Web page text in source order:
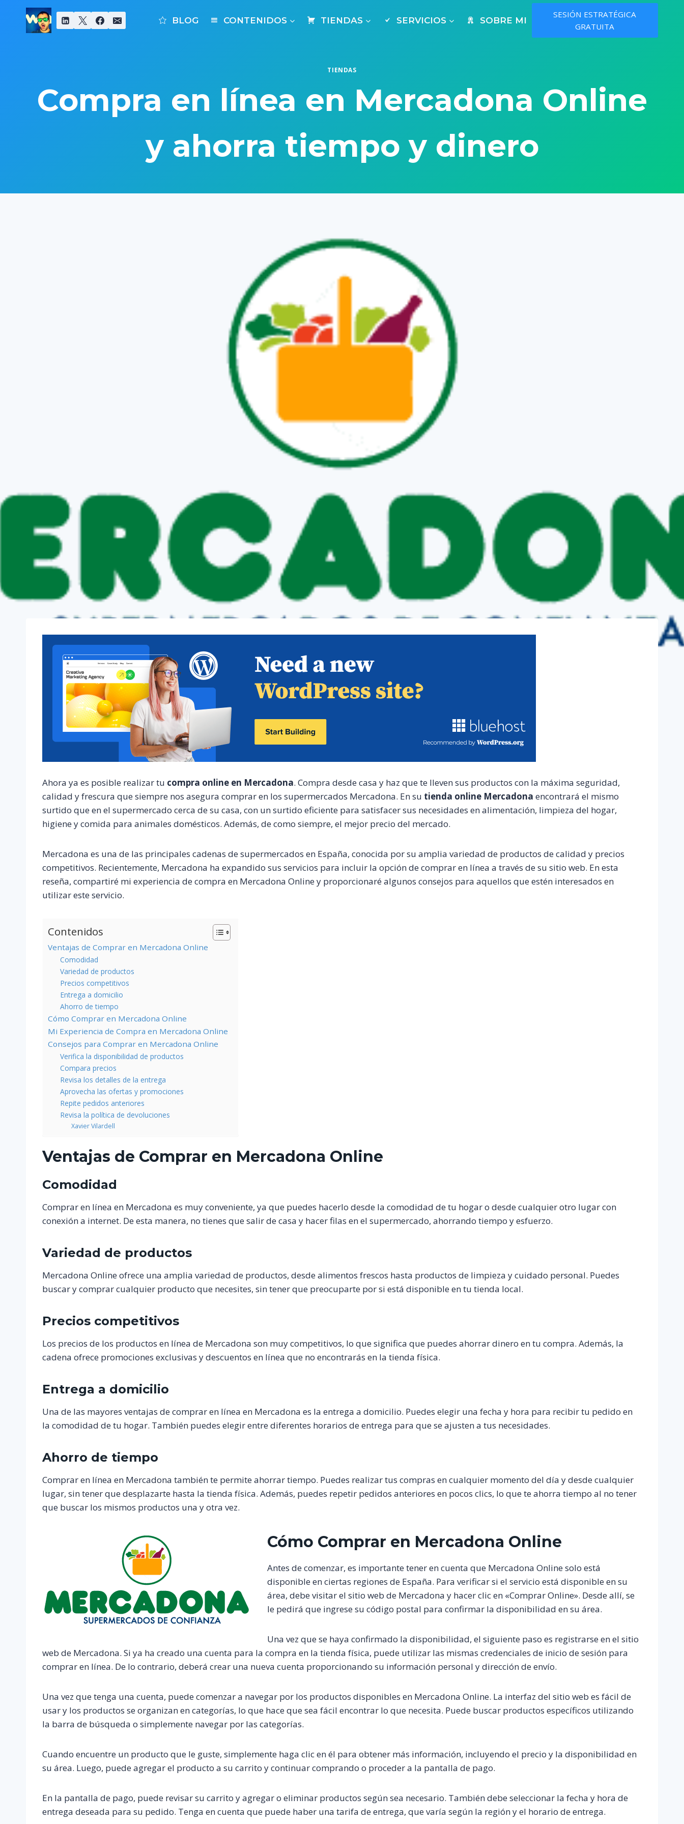
contenido
BLOG CONTENIDOS TIENDAS SERVICIOS SOBRE MI
SESIÓN ESTRATÉGICA
GRATUITA
TIENDAS
Compra en línea en Mercadona Online
y ahorra tiempo y dinero
Ahora ya es posible realizar tu compra online en Mercadona. Compra desde casa y haz que te lleven sus productos con la máxima seguridad,
calidad y frescura que siempre nos asegura comprar en los supermercados Mercadona. En su tienda online Mercadona encontrará el mismo
surtido que en el supermercado cerca de su casa, con un surtido eficiente para satisfacer sus necesidades en alimentación, limpieza del hogar,
higiene y comida para animales domésticos. Además, de como siempre, el mejor precio del mercado.
Mercadona es una de las principales cadenas de supermercados en España, conocida por su amplia variedad de productos de calidad y precios
competitivos. Recientemente, Mercadona ha expandido sus servicios para incluir la opción de comprar en línea a través de su sitio web. En esta
reseña, compartiré mi experiencia de compra en Mercadona Online y proporcionaré algunos consejos para aquellos que estén interesados en
utilizar este servicio.
Contenidos
Ventajas de Comprar en Mercadona Online
Comodidad
Variedad de productos
Precios competitivos
Entrega a domicilio
Ahorro de tiempo
Cómo Comprar en Mercadona Online
Mi Experiencia de Compra en Mercadona Online
Consejos para Comprar en Mercadona Online
Verifica la disponibilidad de productos
Compara precios
Revisa los detalles de la entrega
Aprovecha las ofertas y promociones
Repite pedidos anteriores
Revisa la política de devoluciones
Xavier Vilardell
Ventajas de Comprar en Mercadona Online
Comodidad
Comprar en línea en Mercadona es muy conveniente, ya que puedes hacerlo desde la comodidad de tu hogar o desde cualquier otro lugar con
conexión a internet. De esta manera, no tienes que salir de casa y hacer filas en el supermercado, ahorrando tiempo y esfuerzo.
Variedad de productos
Mercadona Online ofrece una amplia variedad de productos, desde alimentos frescos hasta productos de limpieza y cuidado personal. Puedes
buscar y comprar cualquier producto que necesites, sin tener que preocuparte por si está disponible en tu tienda local.
Precios competitivos
Los precios de los productos en línea de Mercadona son muy competitivos, lo que significa que puedes ahorrar dinero en tu compra. Además, la
cadena ofrece promociones exclusivas y descuentos en línea que no encontrarás en la tienda física.
Entrega a domicilio
Una de las mayores ventajas de comprar en línea en Mercadona es la entrega a domicilio. Puedes elegir una fecha y hora para recibir tu pedido en
la comodidad de tu hogar. También puedes elegir entre diferentes horarios de entrega para que se ajusten a tus necesidades.
Ahorro de tiempo
Comprar en línea en Mercadona también te permite ahorrar tiempo. Puedes realizar tus compras en cualquier momento del día y desde cualquier
lugar, sin tener que desplazarte hasta la tienda física. Además, puedes repetir pedidos anteriores en pocos clics, lo que te ahorra tiempo al no tener
que buscar los mismos productos una y otra vez.
Cómo Comprar en Mercadona Online
Antes de comenzar, es importante tener en cuenta que Mercadona Online solo está
disponible en ciertas regiones de España. Para verificar si el servicio está disponible en su
área, debe visitar el sitio web de Mercadona y hacer clic en «Comprar Online». Desde allí, se
le pedirá que ingrese su código postal para confirmar la disponibilidad en su área.
Una vez que se haya confirmado la disponibilidad, el siguiente paso es registrarse en el sitio
web de Mercadona. Si ya ha creado una cuenta para la compra en la tienda física, puede utilizar las mismas credenciales de inicio de sesión para
comprar en línea. De lo contrario, deberá crear una nueva cuenta proporcionando su información personal y dirección de envío.
Una vez que tenga una cuenta, puede comenzar a navegar por los productos disponibles en Mercadona Online. La interfaz del sitio web es fácil de
usar y los productos se organizan en categorías, lo que hace que sea fácil encontrar lo que necesita. Puede buscar productos específicos utilizando
la barra de búsqueda o simplemente navegar por las categorías.
Cuando encuentre un producto que le guste, simplemente haga clic en él para obtener más información, incluyendo el precio y la disponibilidad en
su área. Luego, puede agregar el producto a su carrito y continuar comprando o proceder a la pantalla de pago.
En la pantalla de pago, puede revisar su carrito y agregar o eliminar productos según sea necesario. También debe seleccionar la fecha y hora de
entrega deseada para su pedido. Tenga en cuenta que puede haber una tarifa de entrega, que varía según la región y el horario de entrega.